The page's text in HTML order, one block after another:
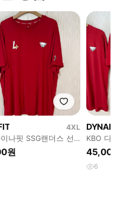
4XL
나핏 SSG랜더스 선
레이닝셔츠
원
KBO 다
수실착
#127
6